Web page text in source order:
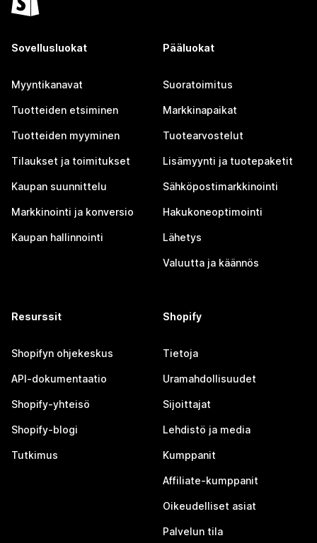
Sovellusluokat
Myyntikanavat
Tuotteiden etsiminen
Tuotteiden myyminen
Tilaukset ja toimitukset
Kaupan suunnittelu
Markkinointi ja konversio
Kaupan hallinnointi
Pääluokat
Suoratoimitus
Markkinapaikat
Tuotearvostelut
Lisämyynti ja tuotepaketit
Sähköpostimarkkinointi
Hakukoneoptimointi
Lähetys
Valuutta ja käännös
Resurssit
Shopifyn ohjekeskus
API-dokumentaatio
Shopify-yhteisö
Shopify-blogi
Tutkimus
Shopify
Tietoja
Uramahdollisuudet
Sijoittajat
Lehdistö ja media
Kumppanit
Affiliate-kumppanit
Oikeudelliset asiat
Palvelun tila